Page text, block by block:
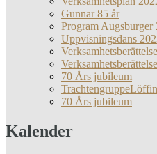
Gunnar 85 år
Program Augsburger
Uppvisningsdans
70 Års jubileum
70 Års jubileum
Kalender